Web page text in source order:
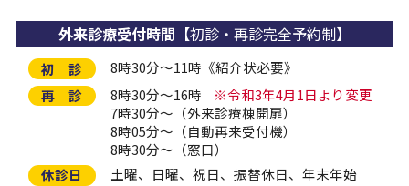
外来診療受付時間 【初診・再診完全予約制】
初 診
8時30分～11時《紹介状必要》
再 診
8時30分～16時
※令和3年4月1日より変更
7時30分～（外来診療棟開扉）
8時05分～（自動再来受付機）
8時30分～（窓口）
休診日
土曜、日曜、祝日、振替休日、年末年始